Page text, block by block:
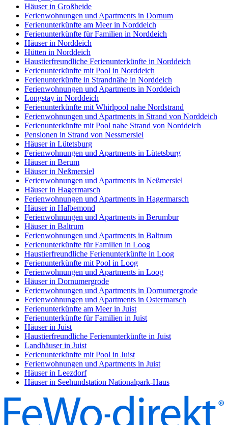
Häuser in Großheide
Ferienwohnungen und Apartments in Dornum
Ferienunterkünfte am Meer in Norddeich
Ferienunterkünfte für Familien in Norddeich
Häuser in Norddeich
Hütten in Norddeich
Haustierfreundliche Ferienunterkünfte in Norddeich
Ferienunterkünfte mit Pool in Norddeich
Ferienunterkünfte in Strandnähe in Norddeich
Ferienwohnungen und Apartments in Norddeich
Longstay in Norddeich
Ferienunterkünfte mit Whirlpool nahe Nordstrand
Ferienwohnungen und Apartments in Strand von Norddeich
Ferienunterkünfte mit Pool nahe Strand von Norddeich
Pensionen in Strand von Nessmersiel
Häuser in Lütetsburg
Ferienwohnungen und Apartments in Lütetsburg
Häuser in Berum
Häuser in Neßmersiel
Ferienwohnungen und Apartments in Neßmersiel
Häuser in Hagermarsch
Ferienwohnungen und Apartments in Hagermarsch
Häuser in Halbemond
Ferienwohnungen und Apartments in Berumbur
Häuser in Baltrum
Ferienwohnungen und Apartments in Baltrum
Ferienunterkünfte für Familien in Loog
Haustierfreundliche Ferienunterkünfte in Loog
Ferienunterkünfte mit Pool in Loog
Ferienwohnungen und Apartments in Loog
Häuser in Dornumergrode
Ferienwohnungen und Apartments in Dornumergrode
Ferienwohnungen und Apartments in Ostermarsch
Ferienunterkünfte am Meer in Juist
Ferienunterkünfte für Familien in Juist
Häuser in Juist
Haustierfreundliche Ferienunterkünfte in Juist
Landhäuser in Juist
Ferienunterkünfte mit Pool in Juist
Ferienwohnungen und Apartments in Juist
Häuser in Leezdorf
Häuser in Seehundstation Nationalpark-Haus